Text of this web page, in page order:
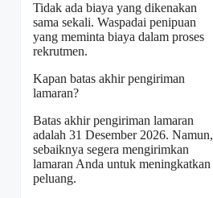
Tidak ada biaya yang dikenakan
sama sekali. Waspadai penipuan
yang meminta biaya dalam proses
rekrutmen.
Kapan batas akhir pengiriman
lamaran?
Batas akhir pengiriman lamaran
adalah 31 Desember 2026. Namun,
sebaiknya segera mengirimkan
lamaran Anda untuk meningkatkan
peluang.